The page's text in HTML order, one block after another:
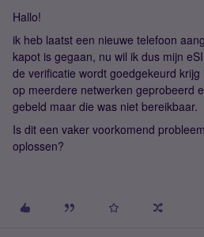
Hallo!
ik heb laatst een nieuwe telefoon
kapot is gegaan, nu wil ik dus mijn
de verificatie wordt goedgekeurd
op meerdere netwerken geprobeerd
gebeld maar die was niet bereikbaar.
Is dit een vaker voorkomend
oplossen?